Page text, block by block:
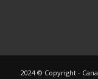
2024 © Copyright -